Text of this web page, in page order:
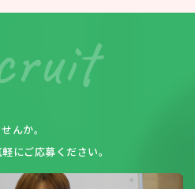
んか。
にご応募ください。